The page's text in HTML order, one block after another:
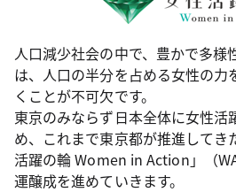
人口減少社会の中で、豊かで多様
は、人口の半分を占める女性の力
くことが不可欠です。
東京のみならず日本全体に女性活
め、これまで東京都が推進してき
活躍の輪 Women in Action」（
運醸成を進めていきます。